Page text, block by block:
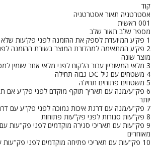
קוד
אסטרטגיה תאור אסטרטגיה
001 ראשית
מספר שלב תאור שלב
1 פק'ע המיועדת לספק את ההזמנה לפני פק'עות שלא קשורות להזמנה כלל
2 פק'ע המתאימה למהדורת המוצר בשורת ההזמנה
מוצר שונה
3 מלאי המשוריין עבור הלקוח לפני מלאי אחר שזמין למכירה/ניפוק.
4 משטחים עם גיל DC גבוה תחילה
5 משטחים פתוחים תחילה
6 פק"ע/מנה עם תאריך תוקף מוקדם לפני פק"ע אם
יותר
7 פק"ע/מנה עם דרגת איכות נמוכה לפני פק"ע עם דרגת איכות גבוהה
8 פק"עות סגורות לפני פק"עות פתוחות
9 פק"עות עם תאריכי סגירה מוקדמים לפני פק"עות
מאוחרים
10 פק"עות עם תאריכי פתיחה מוקדמים לפני